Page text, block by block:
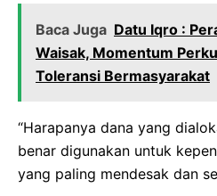
Baca Juga Datu Iqro :
Waisak, Momentum
Toleransi Bermasyarakat
“Harapanya dana yang
benar digunakan untuk
yang paling mendesak dan